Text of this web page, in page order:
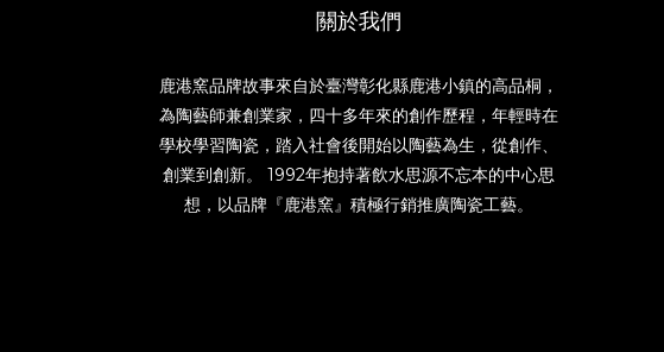
關於我們
鹿港窯品牌故事來自於臺灣彰化縣鹿港小鎮的高品桐，
為陶藝師兼創業家，四十多年來的創作歷程，年輕時在
學校學習陶瓷，踏入社會後開始以陶藝為生，從創作、
創業到創新。 1992年抱持著飲水思源不忘本的中心思
想，以品牌『鹿港窯』積極行銷推廣陶瓷工藝。